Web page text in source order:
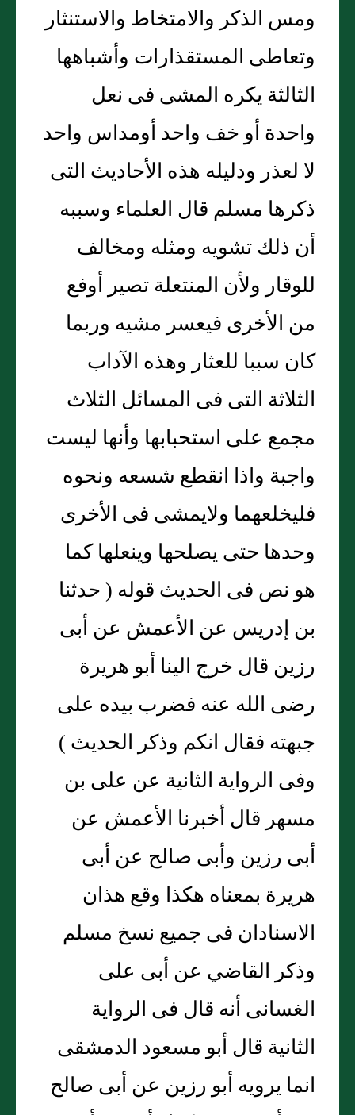
ومس الذكر والامتخاط والاستنثار
وتعاطى المستقذارات وأشباهها
الثالثة يكره المشى فى نعل
واحدة أو خف واحد أومداس واحد
لا لعذر ودليله هذه الأحاديث التى
ذكرها مسلم قال العلماء وسببه
أن ذلك تشويه ومثله ومخالف
للوقار ولأن المنتعلة تصير أوفع
من الأخرى فيعسر مشيه وربما
كان سببا للعثار وهذه الآداب
الثلاثة التى فى المسائل الثلاث
مجمع على استحبابها وأنها ليست
واجبة واذا انقطع شسعه ونحوه
فليخلعهما ولايمشى فى الأخرى
وحدها حتى يصلحها وينعلها كما
هو نص فى الحديث قوله ( حدثنا
بن إدريس عن الأعمش عن أبى
رزين قال خرج الينا أبو هريرة
رضى الله عنه فضرب بيده على
جبهته فقال انكم وذكر الحديث )
وفى الرواية الثانية عن على بن
مسهر قال أخبرنا الأعمش عن
أبى رزين وأبى صالح عن أبى
هريرة بمعناه هكذا وقع هذان
الاسنادان فى جميع نسخ مسلم
وذكر القاضي عن أبى على
الغسانى أنه قال فى الرواية
الثانية قال أبو مسعود الدمشقى
انما يرويه أبو رزين عن أبى صالح